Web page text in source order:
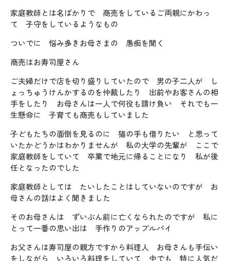
家庭教師とは名ばかりで 商売をしているご両親にかわっ
て 子守をしているようなもの
ついでに 悩み多きお母さまの 愚痴を聞く
商売はお寿司屋さん
ご夫婦だけで店を切り盛りしていたので 男の子二人が し
ょっちゅうけんかするのを仲裁したり 出前やお客さんの相
手をしたり お母さんは一人で何役も請け負い それでも一
生懸命に 子育ても商売もしていました
子どもたちの面倒を見るのに 猫の手も借りたい と思って
いたかどうかはわかりませんが 私の大学の先輩が ここで
家庭教師をしていて 卒業で地元に帰ることになり 私が後
任となったのでした
家庭教師としては たいしたことはしていないのですが お
母さんの話はよく聞きました
そのお母さんは ずいぶん前に亡くなられたのですが 私に
とって一番の思い出は 手作りのアップルパイ
お父さんは寿司屋の親方ですから料理人 お母さんも手伝い
をしながら いろいろ料理をしていて 中でも 特に人気だ